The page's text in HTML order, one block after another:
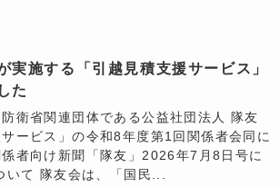
実施する「引越見積支援サービス」
た
衛省関連団体である公益社団法人 隊友
ービス」の令和8年度第1回関係者会同に
者向け新聞「隊友」2026年7月8日号に
て 隊友会は、「国民...